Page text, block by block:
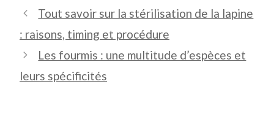
Tout savoir sur la stérilisation de la lapine
: raisons, timing et procédure
Les fourmis : une multitude d’espèces et
leurs spécificités